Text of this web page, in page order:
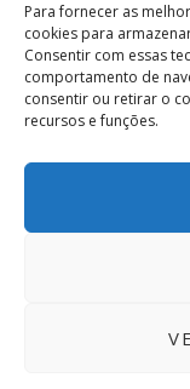
Para fornecer as
cookies para
Consentir com essas
comportamento de
consentir ou retirar o
recursos e funções.